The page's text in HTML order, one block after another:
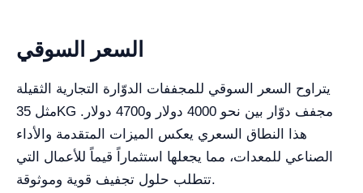
السعر السوقي
يتراوح السعر السوقي للمجففات الدوّارة التجارية الثقيلة
مثل 35KG مجفف دوّار بين نحو 4000 دولار و4700 دولار.
هذا النطاق السعري يعكس الميزات المتقدمة والأداء
الصناعي للمعدات، مما يجعلها استثماراً قيماً للأعمال التي
تتطلب حلول تجفيف قوية وموثوقة.